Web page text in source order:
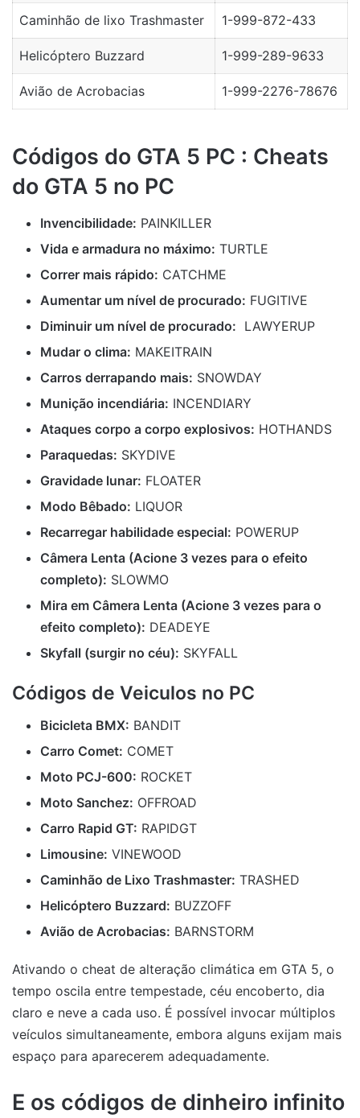
Caminhão de lixo Trashmaster 1-999-872-433
Helicóptero Buzzard 1-999-289-9633
Avião de Acrobacias 1-999-2276-78676
Códigos do GTA 5 PC : Cheats
do GTA 5 no PC
Invencibilidade: PAINKILLER
Vida e armadura no máximo: TURTLE
Correr mais rápido: CATCHME
Aumentar um nível de procurado: FUGITIVE
Diminuir um nível de procurado: LAWYERUP
Mudar o clima: MAKEITRAIN
Carros derrapando mais: SNOWDAY
Munição incendiária: INCENDIARY
Ataques corpo a corpo explosivos: HOTHANDS
Paraquedas: SKYDIVE
Gravidade lunar: FLOATER
Modo Bêbado: LIQUOR
Recarregar habilidade especial: POWERUP
Câmera Lenta (Acione 3 vezes para o efeito
completo): SLOWMO
Mira em Câmera Lenta (Acione 3 vezes para o
efeito completo): DEADEYE
Skyfall (surgir no céu): SKYFALL
Códigos de Veiculos no PC
Bicicleta BMX: BANDIT
Carro Comet: COMET
Moto PCJ-600: ROCKET
Moto Sanchez: OFFROAD
Carro Rapid GT: RAPIDGT
Limousine: VINEWOOD
Caminhão de Lixo Trashmaster: TRASHED
Helicóptero Buzzard: BUZZOFF
Avião de Acrobacias: BARNSTORM
Ativando o cheat de alteração climática em GTA 5, o
tempo oscila entre tempestade, céu encoberto, dia
claro e neve a cada uso. É possível invocar múltiplos
veículos simultaneamente, embora alguns exijam mais
espaço para aparecerem adequadamente.
E os códigos de dinheiro infinito